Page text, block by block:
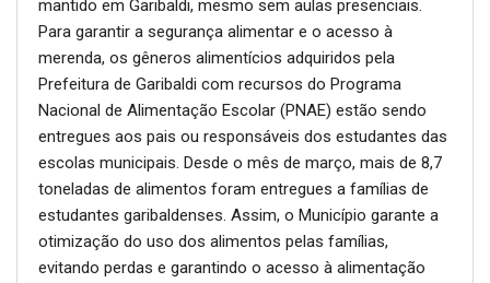
mantido em Garibaldi, mesmo sem aulas presenciais.
Para garantir a segurança alimentar e o acesso à
merenda, os gêneros alimentícios adquiridos pela
Prefeitura de Garibaldi com recursos do Programa
Nacional de Alimentação Escolar (PNAE) estão sendo
entregues aos pais ou responsáveis dos estudantes das
escolas municipais. Desde o mês de março, mais de 8,7
toneladas de alimentos foram entregues a famílias de
estudantes garibaldenses. Assim, o Município garante a
otimização do uso dos alimentos pelas famílias,
evitando perdas e garantindo o acesso à alimentação